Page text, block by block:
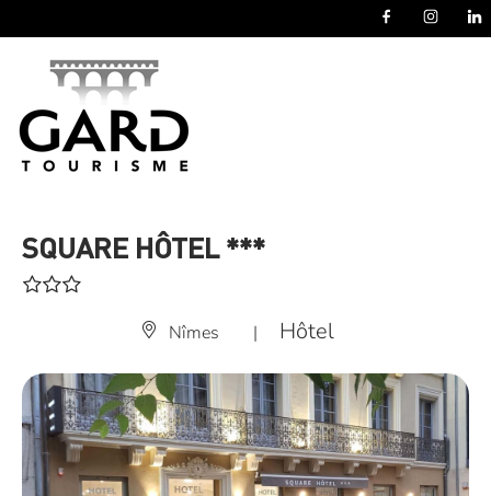
SQUARE HÔTEL ***
Nîmes | Hôtel